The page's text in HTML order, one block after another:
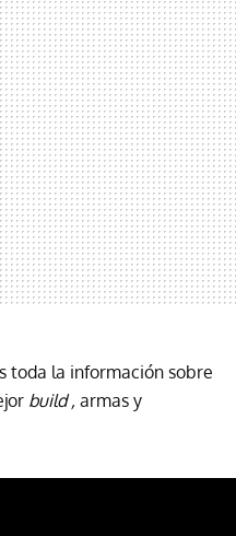
toda la información sobre
build , armas y